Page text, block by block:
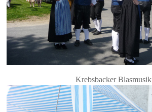
Krebsbacker Blasmusik